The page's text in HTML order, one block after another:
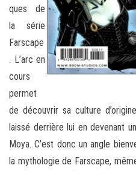
ques de
la série
Farscape
. L’arc en
cours
permet
de découvrir sa culture
laissé derrière lui en devenant
Moya. C’est donc un angle
la mythologie de Farscape,